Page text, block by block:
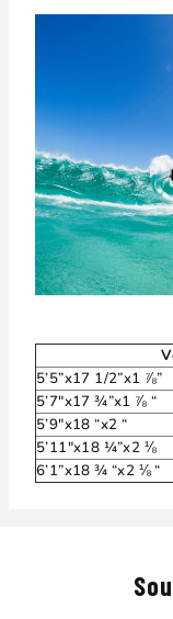
5’5”x17 1/2”x1 ⅞”
5’7″x17 ¾”x1 ⅞ “
5’9″x18 “x2 “
5’11″x18 ¼”x2 ⅛
6’1”x18 ¾ “x2 ⅛ “